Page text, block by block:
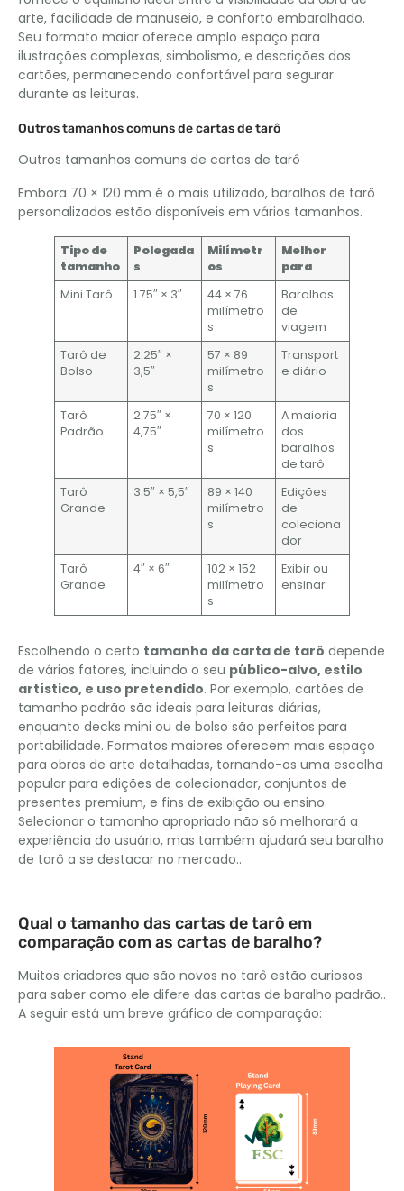
arte, facilidade de manuseio, e conforto embaralhado.
Seu formato maior oferece amplo espaço para
ilustrações complexas, simbolismo, e descrições dos
cartões, permanecendo confortável para segurar
durante as leituras.
Outros tamanhos comuns de cartas de tarô
Outros tamanhos comuns de cartas de tarô
Embora 70 × 120 mm é o mais utilizado, baralhos de tarô
personalizados estão disponíveis em vários tamanhos.
Tipo de
tamanho
Polegada
s
Milímetr
os
Melhor
para
Mini Tarô
1.75″ × 3″
44 × 76
milímetro
s
Baralhos
de
viagem
Tarô de
Bolso
2.25″ ×
3,5″
57 × 89
milímetro
s
Transport
e diário
Tarô
Padrão
2.75″ ×
4,75″
70 × 120
milímetro
s
A maioria
dos
baralhos
de tarô
Tarô
Grande
3.5″ × 5,5″
89 × 140
milímetro
s
Edições
de
coleciona
dor
Tarô
Grande
4″ × 6″
102 × 152
milímetro
s
Exibir ou
ensinar
Escolhendo o certo tamanho da carta de tarô depende
de vários fatores, incluindo o seu público-alvo, estilo
artístico, e uso pretendido. Por exemplo, cartões de
tamanho padrão são ideais para leituras diárias,
enquanto decks mini ou de bolso são perfeitos para
portabilidade. Formatos maiores oferecem mais espaço
para obras de arte detalhadas, tornando-os uma escolha
popular para edições de colecionador, conjuntos de
presentes premium, e fins de exibição ou ensino.
Selecionar o tamanho apropriado não só melhorará a
experiência do usuário, mas também ajudará seu baralho
de tarô a se destacar no mercado..
Qual o tamanho das cartas de tarô em
comparação com as cartas de baralho?
Muitos criadores que são novos no tarô estão curiosos
para saber como ele difere das cartas de baralho padrão..
A seguir está um breve gráfico de comparação: